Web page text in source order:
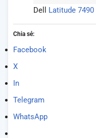
Dell Latitude 7490
Chia sẻ:
Facebook
X
In
Telegram
WhatsApp